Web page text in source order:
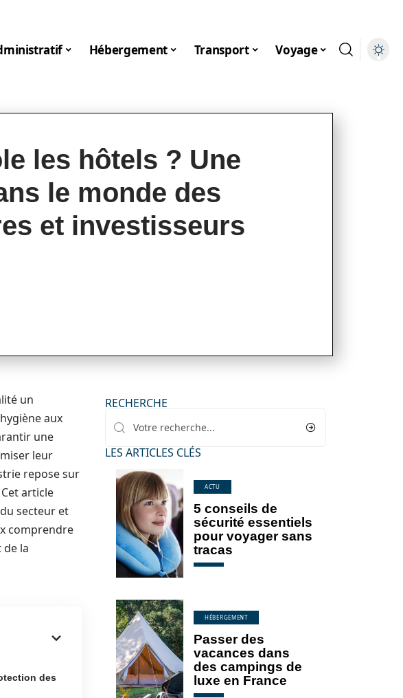
Hébergement Transport Voyage
les hôtels ? Une
le monde des
et investisseurs
un
aux
une
leur
repose sur
article
secteur et
comprendre
la
des
RECHERCHE
LES ARTICLES CLÉS
ACTU
5 conseils de
sécurité essentiels
pour voyager sans
tracas
HÉBERGEMENT
Passer des
vacances dans
des campings de
luxe en France